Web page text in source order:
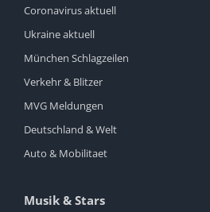
Coronavirus aktuell
Ukraine aktuell
München Schlagzeilen
Verkehr & Blitzer
MVG Meldungen
Deutschland & Welt
Auto & Mobilitaet
Musik & Stars